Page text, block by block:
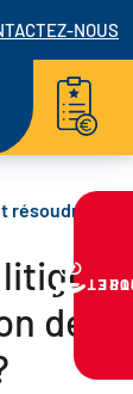
NOUS
résoudre un
de
VOTRE